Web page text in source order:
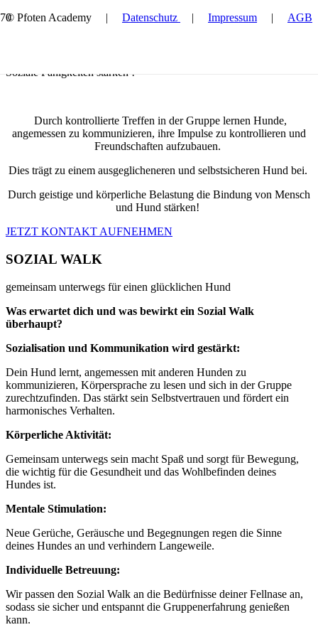
© Pfoten Academy | Datenschutz | Impressum | AGB
Soziale Fähigkeiten stärken !
Durch kontrollierte Treffen in der Gruppe lernen Hunde,
angemessen zu kommunizieren, ihre Impulse zu kontrollieren und
Freundschaften aufzubauen.
Dies trägt zu einem ausgeglicheneren und selbstsicheren Hund bei.
Durch geistige und körperliche Belastung die Bindung von Mensch
und Hund stärken!
JETZT KONTAKT AUFNEHMEN
SOZIAL WALK
gemeinsam unterwegs für einen glücklichen Hund
Was erwartet dich und was bewirkt ein Sozial Walk
überhaupt?
Sozialisation und Kommunikation wird gestärkt:
Dein Hund lernt, angemessen mit anderen Hunden zu
kommunizieren, Körpersprache zu lesen und sich in der Gruppe
zurechtzufinden. Das stärkt sein Selbstvertrauen und fördert ein
harmonisches Verhalten.
Körperliche Aktivität:
Gemeinsam unterwegs sein macht Spaß und sorgt für Bewegung,
die wichtig für die Gesundheit und das Wohlbefinden deines
Hundes ist.
Mentale Stimulation:
Neue Gerüche, Geräusche und Begegnungen regen die Sinne
deines Hundes an und verhindern Langeweile.
Individuelle Betreuung:
Wir passen den Sozial Walk an die Bedürfnisse deiner Fellnase an,
sodass sie sicher und entspannt die Gruppenerfahrung genießen
kann.